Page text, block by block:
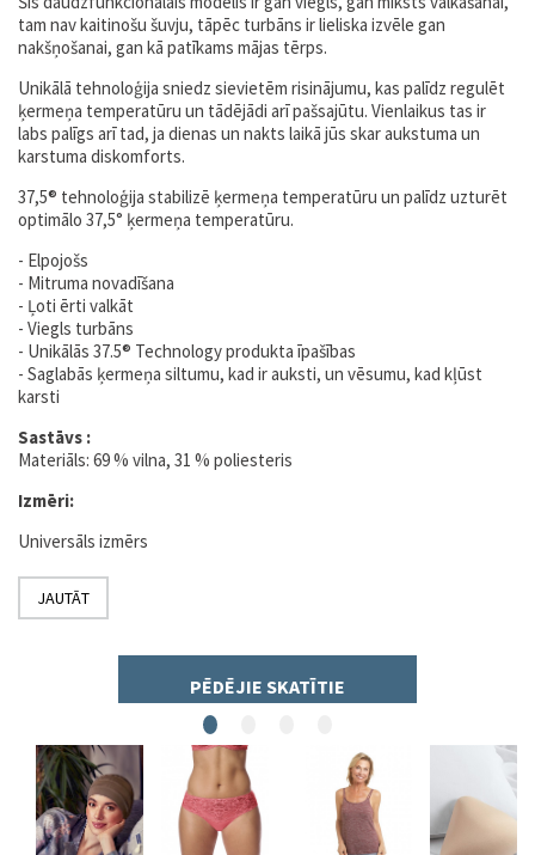
tam nav kaitinošu šuvju, tāpēc turbāns ir lieliska izvēle gan
nakšņošanai, gan kā patīkams mājas tērps.
Unikālā tehnoloģija sniedz sievietēm risinājumu, kas palīdz regulēt
ķermeņa temperatūru un tādējādi arī pašsajūtu. Vienlaikus tas ir
labs palīgs arī tad, ja dienas un nakts laikā jūs skar aukstuma un
karstuma diskomforts.
37,5® tehnoloģija stabilizē ķermeņa temperatūru un palīdz uzturēt
optimālo 37,5° ķermeņa temperatūru.
- Elpojošs
- Mitruma novadīšana
- Ļoti ērti valkāt
- Viegls turbāns
- Unikālās 37.5® Technology produkta īpašības
- Saglabās ķermeņa siltumu, kad ir auksti, un vēsumu, kad kļūst
karsti
Sastāvs :
Materiāls: 69 % vilna, 31 % poliesteris
Izmēri:
Universāls izmērs
JAUTĀT
PĒDĒJIE SKATĪTIE